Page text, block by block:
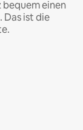
einen
ist die